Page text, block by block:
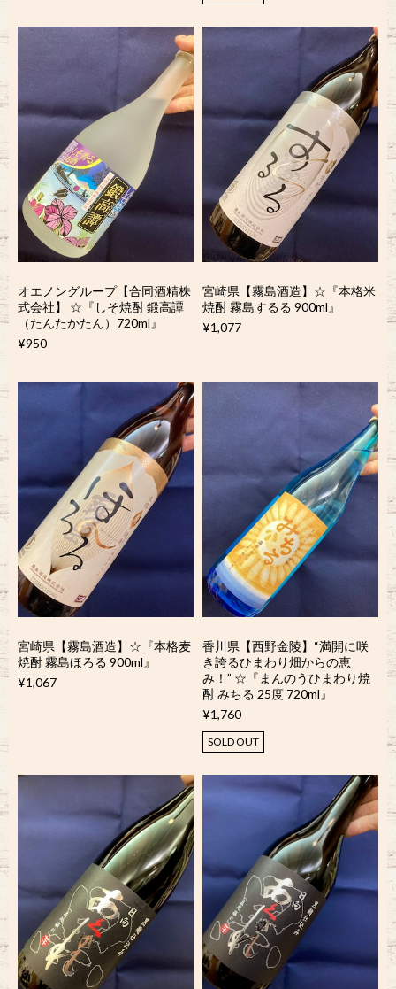
オエノングループ【合同酒精株
式会社】 ☆『しそ焼酎 鍛高譚
（たんたかたん）720ml』
¥950
宮崎県【霧島酒造】☆『本格米
焼酎 霧島するる 900ml』
¥1,077
宮崎県【霧島酒造】☆『本格麦
焼酎 霧島ほろる 900ml』
¥1,067
香川県【西野金陵】“満開に咲
き誇るひまわり畑からの恵
み！” ☆『まんのうひまわり焼
酎 みちる 25度 720ml』
¥1,760
SOLD OUT